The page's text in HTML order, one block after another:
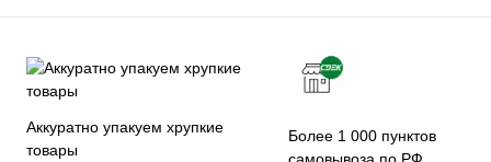
Аккуратно упакуем хрупкие
товары
Более 1 000 пунктов